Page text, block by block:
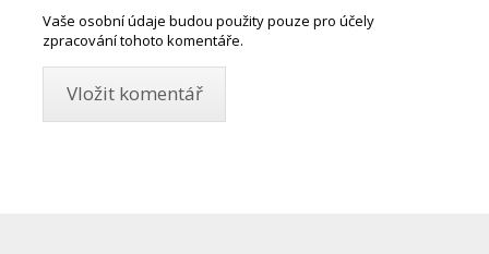
Vaše osobní údaje budou použity pouze pro účely
zpracování tohoto komentáře.